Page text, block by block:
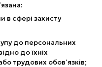
в сфері захисту
до персональних
до їхніх
трудових обов’язків;